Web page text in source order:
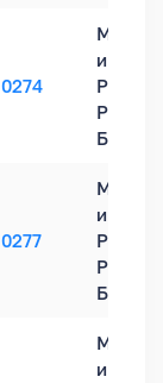
0274
0277